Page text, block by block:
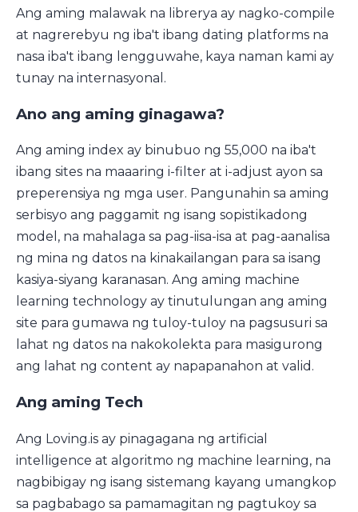
Ang aming malawak na librerya ay nagko-compile
at nagrerebyu ng iba't ibang dating platforms na
nasa iba't ibang lengguwahe, kaya naman kami ay
tunay na internasyonal.
Ano ang aming ginagawa?
Ang aming index ay binubuo ng 55,000 na iba't
ibang sites na maaaring i-filter at i-adjust ayon sa
preperensiya ng mga user. Pangunahin sa aming
serbisyo ang paggamit ng isang sopistikadong
model, na mahalaga sa pag-iisa-isa at pag-aanalisa
ng mina ng datos na kinakailangan para sa isang
kasiya-siyang karanasan. Ang aming machine
learning technology ay tinutulungan ang aming
site para gumawa ng tuloy-tuloy na pagsusuri sa
lahat ng datos na nakokolekta para masigurong
ang lahat ng content ay napapanahon at valid.
Ang aming Tech
Ang Loving.is ay pinagagana ng artificial
intelligence at algoritmo ng machine learning, na
nagbibigay ng isang sistemang kayang umangkop
sa pagbabago sa pamamagitan ng pagtukoy sa